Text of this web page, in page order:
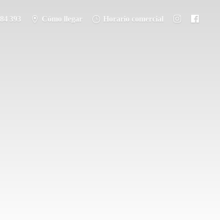
393 Cómo llegar Horario comercial